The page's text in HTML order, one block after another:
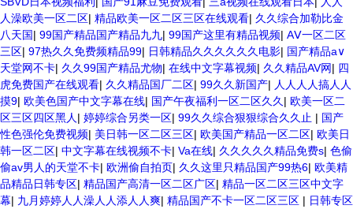
人澡欧美一区二区| 精品欧美一区二区三区在线观看| 久久综合加勒比金
八天国| 99国产精品国产精品九九| 99国产这里有精品视频| AⅤ一区二区
三区| 97热久久免费频精品99| 日韩精品久久久久久久电影| 国产精品а∨
天堂网不卡| 久久99国产精品尤物| 在线中文字幕视频| 久久精品AV网| 四
虎免费国产在线观看| 久久精品国厂二区| 99久久新国产| 人人人人搞人人
摸9| 欧美色国产中文字幕在线| 国产午夜福利一区二区久久 | 欧美一区二
区三区四区黑人 | 婷婷综合另类一区| 99久久综合狠狠综合久久止 | 国产
性色强伦免费视频| 美日韩一区二区三区| 欧美国产精品一区二区| 欧美日
韩一区二区| 中文字幕在线视频不卡| Va在线| 久久久久久精品免费s| 色偷
偷av男人的天堂不卡| 欧洲偷自拍页| 久久这里只精品国产99热6| 欧美精
品精品日韩专区| 精品国产高清一区二区广区| 精品一区二区三区中文字
幕| 九月婷婷人人澡人人添人人爽| 精品国产不卡一区二区三区 | 日韩专区